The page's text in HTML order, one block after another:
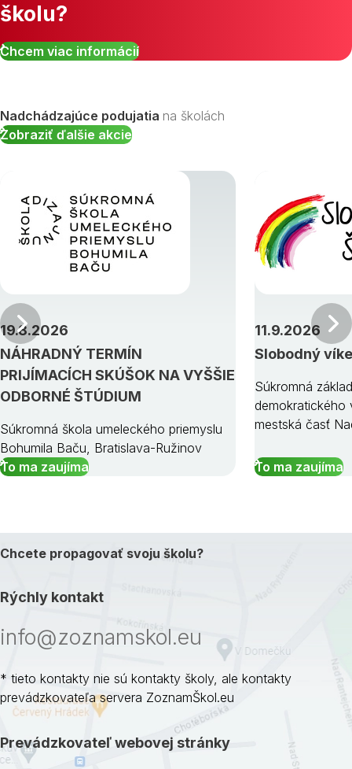
školu?
Chcem viac informácií
Nadchádzajúce podujatia na školách
Zobraziť ďalšie akcie
NÁHRADNÝ TERMÍN
PRIJÍMACÍCH SKÚŠOK NA VYŠŠIE
ODBORNÉ ŠTÚDIUM
19.8.2026
Súkromná škola umeleckého priemyslu
Bohumila Baču, Bratislava-Ružinov
To ma zaujíma
Slobodný
11.9.2026
Súkromná
demokratického
mestská časť
To ma zaujíma
Predchádzajúci
Chcete propagovať svoju školu?
Rýchly kontakt
info@zoznamskol.eu
* tieto kontakty nie sú kontakty školy, ale kontakty
prevádzkovateľa servera ZoznamŠkol.eu
Prevádzkovateľ webovej stránky